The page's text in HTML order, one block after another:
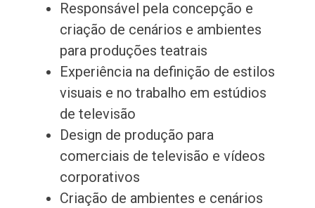
Responsável pela concepção e
criação de cenários e ambientes
para produções teatrais
Experiência na definição de estilos
visuais e no trabalho em estúdios
de televisão
Design de produção para
comerciais de televisão e vídeos
corporativos
Criação de ambientes e cenários